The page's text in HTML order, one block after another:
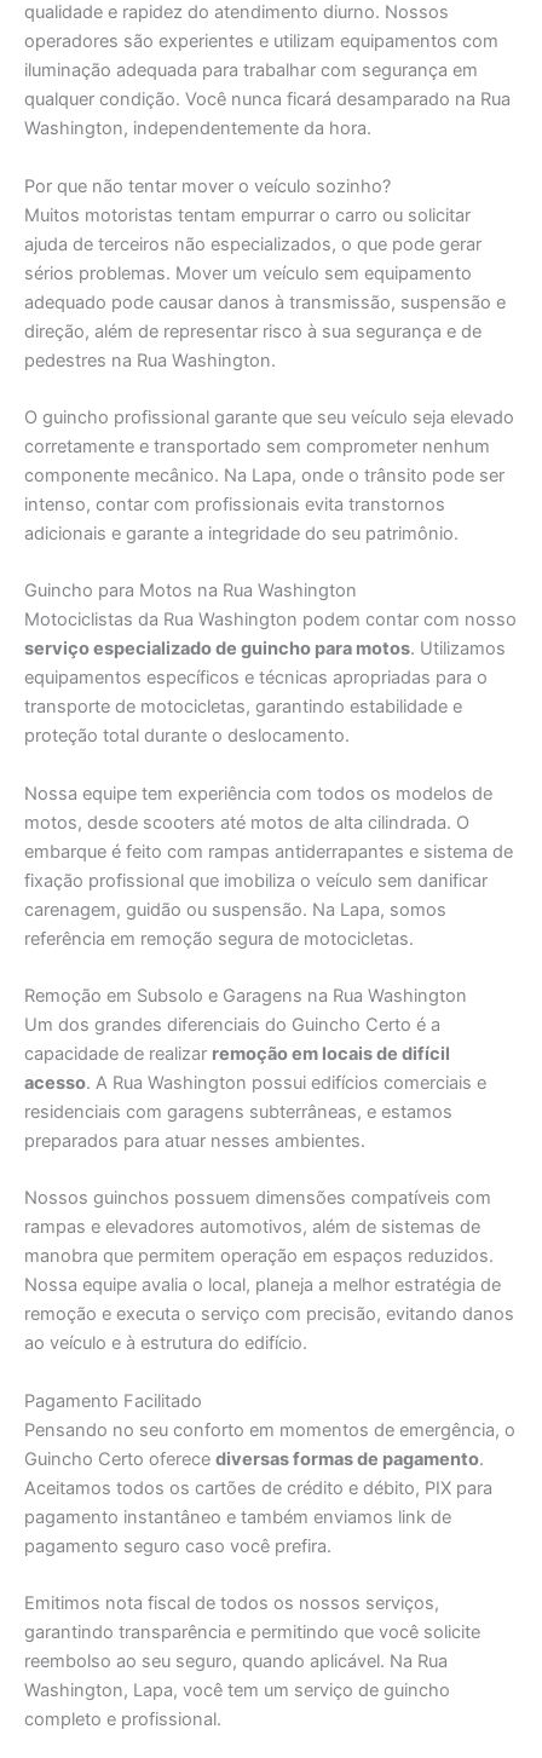
qualidade e rapidez do atendimento diurno. Nossos
operadores são experientes e utilizam equipamentos com
iluminação adequada para trabalhar com segurança em
qualquer condição. Você nunca ficará desamparado na Rua
Washington, independentemente da hora.
Por que não tentar mover o veículo sozinho?
Muitos motoristas tentam empurrar o carro ou solicitar
ajuda de terceiros não especializados, o que pode gerar
sérios problemas. Mover um veículo sem equipamento
adequado pode causar danos à transmissão, suspensão e
direção, além de representar risco à sua segurança e de
pedestres na Rua Washington.
O guincho profissional garante que seu veículo seja elevado
corretamente e transportado sem comprometer nenhum
componente mecânico. Na Lapa, onde o trânsito pode ser
intenso, contar com profissionais evita transtornos
adicionais e garante a integridade do seu patrimônio.
Guincho para Motos na Rua Washington
Motociclistas da Rua Washington podem contar com nosso
serviço especializado de guincho para motos. Utilizamos
equipamentos específicos e técnicas apropriadas para o
transporte de motocicletas, garantindo estabilidade e
proteção total durante o deslocamento.
Nossa equipe tem experiência com todos os modelos de
motos, desde scooters até motos de alta cilindrada. O
embarque é feito com rampas antiderrapantes e sistema de
fixação profissional que imobiliza o veículo sem danificar
carenagem, guidão ou suspensão. Na Lapa, somos
referência em remoção segura de motocicletas.
Remoção em Subsolo e Garagens na Rua Washington
Um dos grandes diferenciais do Guincho Certo é a
capacidade de realizar remoção em locais de difícil
acesso. A Rua Washington possui edifícios comerciais e
residenciais com garagens subterrâneas, e estamos
preparados para atuar nesses ambientes.
Nossos guinchos possuem dimensões compatíveis com
rampas e elevadores automotivos, além de sistemas de
manobra que permitem operação em espaços reduzidos.
Nossa equipe avalia o local, planeja a melhor estratégia de
remoção e executa o serviço com precisão, evitando danos
ao veículo e à estrutura do edifício.
Pagamento Facilitado
Pensando no seu conforto em momentos de emergência, o
Guincho Certo oferece diversas formas de pagamento.
Aceitamos todos os cartões de crédito e débito, PIX para
pagamento instantâneo e também enviamos link de
pagamento seguro caso você prefira.
Emitimos nota fiscal de todos os nossos serviços,
garantindo transparência e permitindo que você solicite
reembolso ao seu seguro, quando aplicável. Na Rua
Washington, Lapa, você tem um serviço de guincho
completo e profissional.